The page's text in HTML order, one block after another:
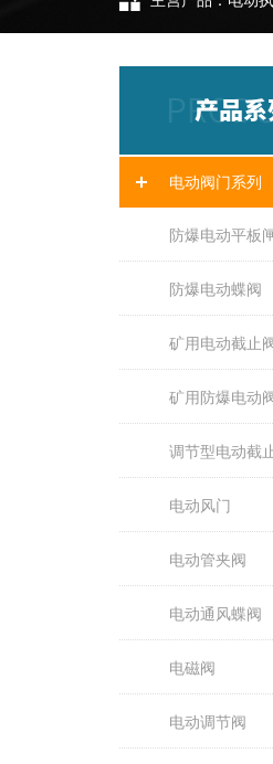
电动阀门系列
防爆电动平板
防爆电动蝶阀
矿用电动截止
矿用防爆电动
调节型电动截
电动风门
电动管夹阀
电动通风蝶阀
电磁阀
电动调节阀